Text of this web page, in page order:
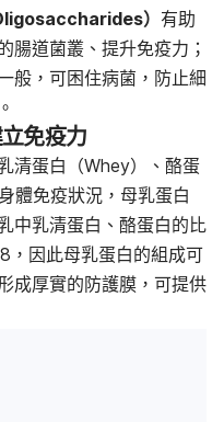
） 有助
腸道菌叢、提升免疫力；
般，可困住病菌 ，防止細
。
免疫力
清蛋白（Whey）、酪蛋
體免疫狀況，母乳蛋白
中乳清蛋白、酪蛋白的比
8 ，因此母乳蛋白的組成可
成厚實的防護膜，可提供